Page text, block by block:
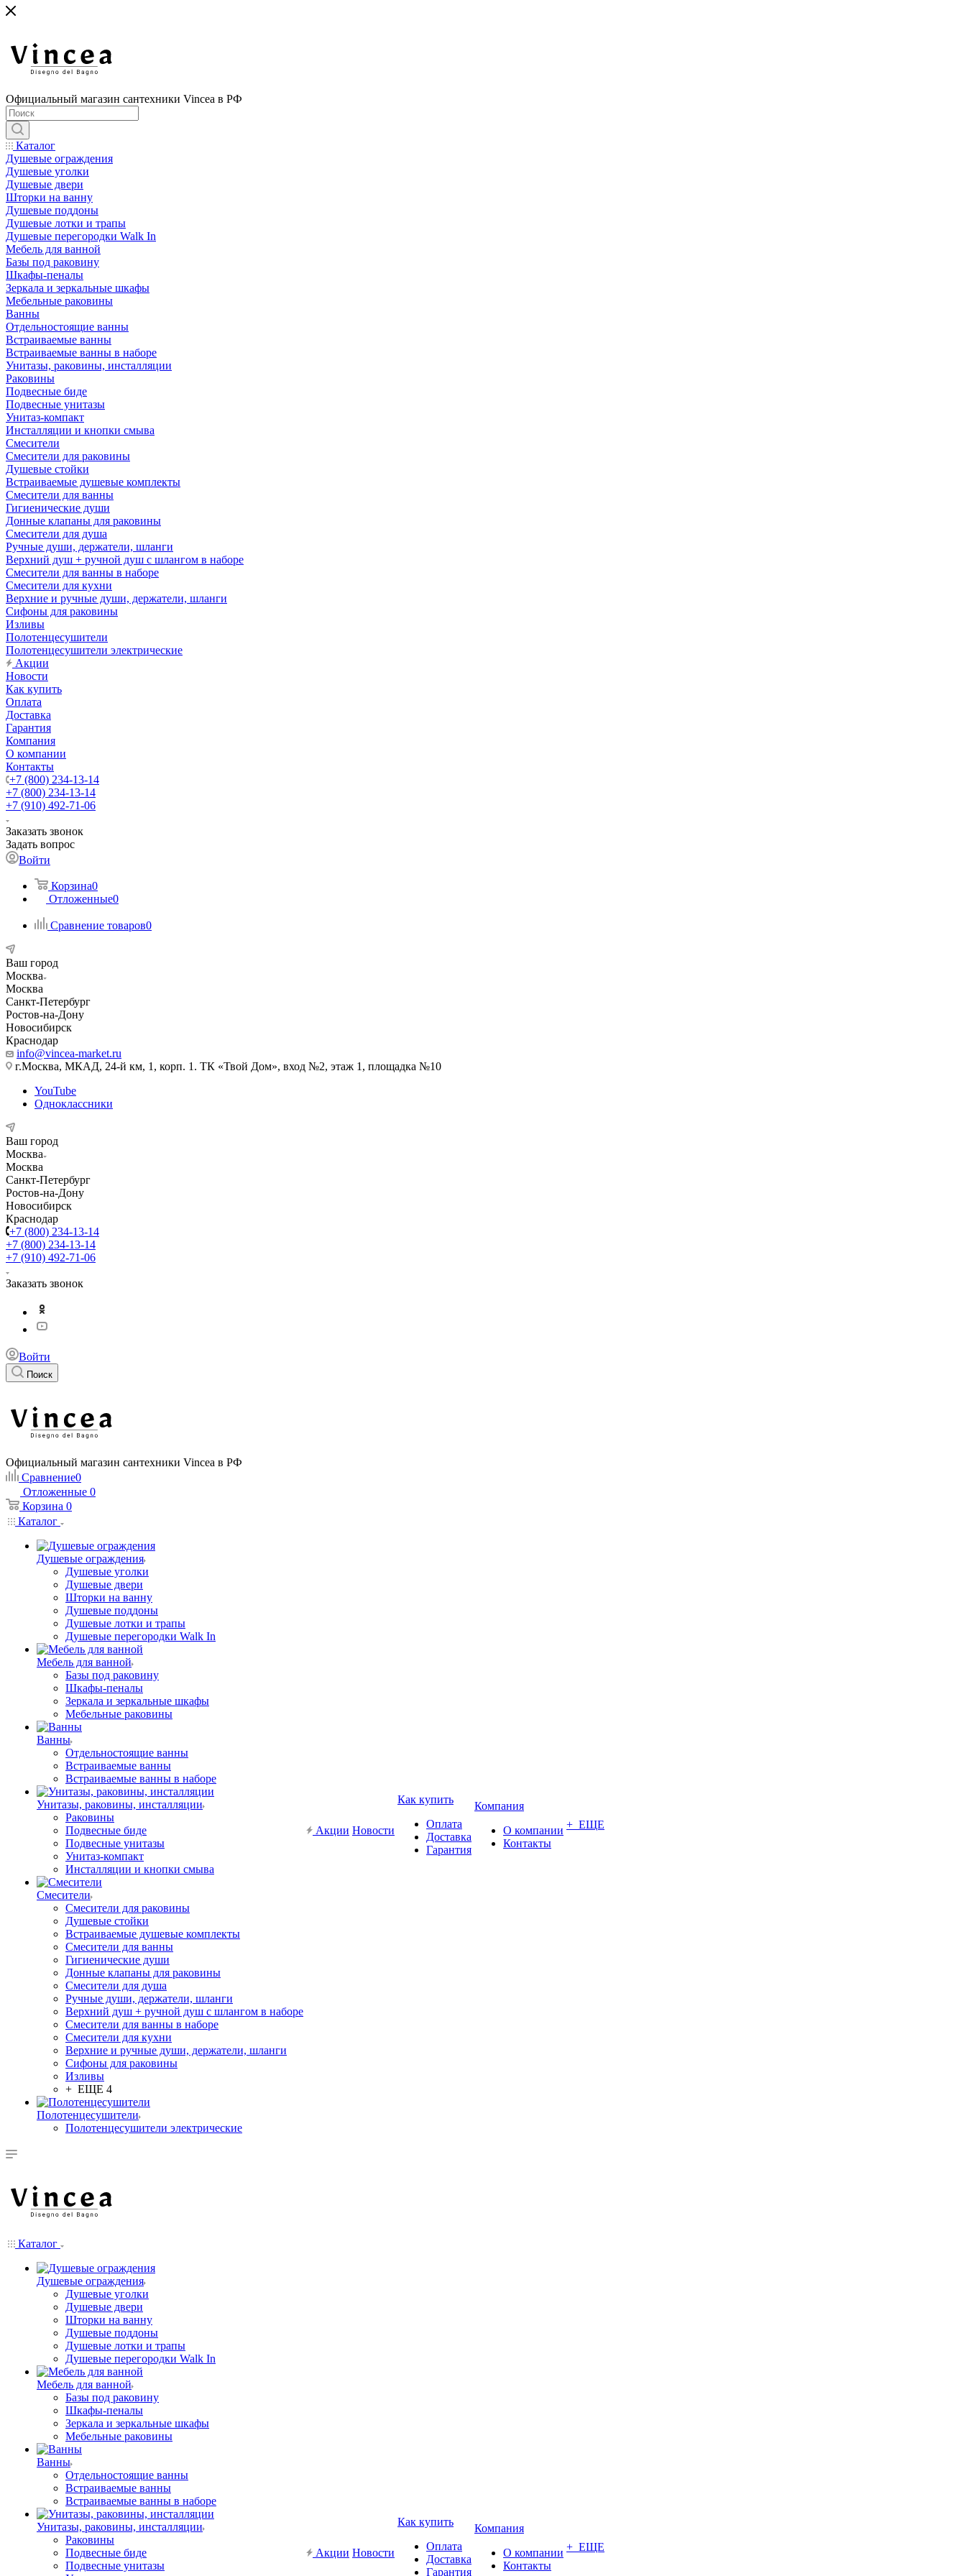
Официальный магазин сантехники Vincea в РФ
Каталог
Душевые ограждения
Душевые уголки
Душевые двери
Шторки на ванну
Душевые поддоны
Душевые лотки и трапы
Душевые перегородки Walk In
Мебель для ванной
Базы под раковину
Шкафы-пеналы
Зеркала и зеркальные шкафы
Мебельные раковины
Ванны
Отдельностоящие ванны
Встраиваемые ванны
Встраиваемые ванны в наборе
Унитазы, раковины, инсталляции
Раковины
Подвесные биде
Подвесные унитазы
Унитаз-компакт
Инсталляции и кнопки смыва
Смесители
Смесители для раковины
Душевые стойки
Встраиваемые душевые комплекты
Смесители для ванны
Гигиенические души
Донные клапаны для раковины
Смесители для душа
Ручные души, держатели, шланги
Верхний душ + ручной душ с шлангом в наборе
Смесители для ванны в наборе
Смесители для кухни
Верхние и ручные души, держатели, шланги
Сифоны для раковины
Изливы
Полотенцесушители
Полотенцесушители электрические
Акции
Новости
Как купить
Оплата
Доставка
Гарантия
Компания
О компании
Контакты
+7 (800) 234-13-14
+7 (800) 234-13-14
+7 (910) 492-71-06
Заказать звонок
Задать вопрос
Войти
Корзина0
Отложенные0
Сравнение товаров0
Ваш город
Москва
Москва
Санкт-Петербург
Ростов-на-Дону
Новосибирск
Краснодар
info@vincea-market.ru
г.Москва, МКАД, 24-й км, 1, корп. 1. ТК «Твой Дом», вход №2, этаж 1, площадка №10
YouTube
Одноклассники
Ваш город
Москва
Москва
Санкт-Петербург
Ростов-на-Дону
Новосибирск
Краснодар
+7 (800) 234-13-14
+7 (800) 234-13-14
+7 (910) 492-71-06
Заказать звонок
Войти
Поиск
Официальный магазин сантехники Vincea в РФ
Сравнение0
Отложенные 0
Корзина 0
Каталог
Душевые ограждения
Душевые уголки
Душевые двери
Шторки на ванну
Душевые поддоны
Душевые лотки и трапы
Душевые перегородки Walk In
Мебель для ванной
Базы под раковину
Шкафы-пеналы
Зеркала и зеркальные шкафы
Мебельные раковины
Ванны
Отдельностоящие ванны
Встраиваемые ванны
Встраиваемые ванны в наборе
Унитазы, раковины, инсталляции
Раковины
Подвесные биде
Подвесные унитазы
Унитаз-компакт
Инсталляции и кнопки смыва
Смесители
Смесители для раковины
Душевые стойки
Встраиваемые душевые комплекты
Смесители для ванны
Гигиенические души
Донные клапаны для раковины
Смесители для душа
Ручные души, держатели, шланги
Верхний душ + ручной душ с шлангом в наборе
Смесители для ванны в наборе
Смесители для кухни
Верхние и ручные души, держатели, шланги
Сифоны для раковины
Изливы
+ ЕЩЕ 4
Полотенцесушители
Полотенцесушители электрические
Акции Новости
Как купить
Оплата
Доставка
Гарантия
Компания
О компании
Контакты
+ ЕЩЕ
Каталог
Душевые ограждения
Душевые уголки
Душевые двери
Шторки на ванну
Душевые поддоны
Душевые лотки и трапы
Душевые перегородки Walk In
Мебель для ванной
Базы под раковину
Шкафы-пеналы
Зеркала и зеркальные шкафы
Мебельные раковины
Ванны
Отдельностоящие ванны
Встраиваемые ванны
Встраиваемые ванны в наборе
Унитазы, раковины, инсталляции
Раковины
Подвесные биде
Подвесные унитазы
Акции Новости
Как купить
Оплата
Доставка
Гарантия
Компания
О компании
Контакты
+ ЕЩЕ